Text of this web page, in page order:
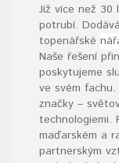
Již více než 30
potrubí.
topenářské
Naše řešení
poskytujeme
ve svém
značky –
technologiemi.
maďarském a
partnerským